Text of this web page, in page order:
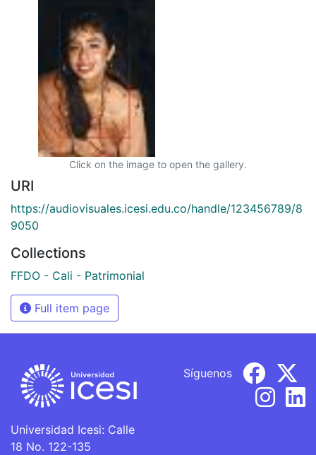
Click on the image to open the gallery.
URI
https://audiovisuales.icesi.edu.co/handle/123456789/8
9050
Collections
FFDO - Cali - Patrimonial
Full item page
Universidad Icesi: Calle
18 No. 122-135
Síguenos